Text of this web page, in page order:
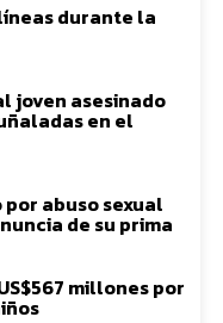
durante la
joven asesinado
en el
abuso sexual
de su prima
millones por